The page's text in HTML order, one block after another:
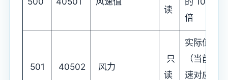
读
倍
501 40502 风力
只
读
实际值
（当前风
速对应的